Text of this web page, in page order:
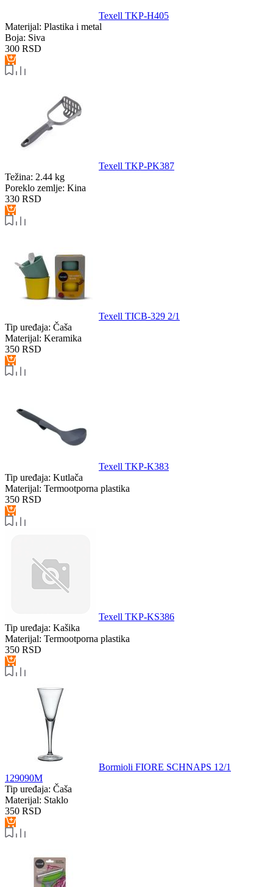
Texell TKP-H405
Materijal: Plastika i metal
Boja: Siva
300 RSD
Texell TKP-PK387
Težina: 2.44 kg
Poreklo zemlje: Kina
330 RSD
Texell TICB-329 2/1
Tip uređaja: Čaša
Materijal: Keramika
350 RSD
Texell TKP-K383
Tip uređaja: Kutlača
Materijal: Termootporna plastika
350 RSD
Texell TKP-KS386
Tip uređaja: Kašika
Materijal: Termootporna plastika
350 RSD
Bormioli FIORE SCHNAPS 12/1
129090M
Tip uređaja: Čaša
Materijal: Staklo
350 RSD